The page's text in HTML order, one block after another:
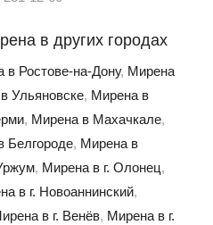
в других городах
в Ростове-на-Дону, Мирена
Ульяновске, Мирена в
, Мирена в Махачкале,
Белгороде, Мирена в
, Мирена в г. Олонец,
в г. Новоаннинский,
в г. Венёв, Мирена в г.